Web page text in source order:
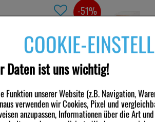
COOKIE-
Daten ist uns wichtig!
Funktion unserer Website (z.B. Navigation,
verwenden wir Cookies, Pixel und
anzupassen, Informationen über die Art
mit
NASENSPRAY-ratiopharm
Erwachsene kons.frei
10ml Nasenspray
-51%